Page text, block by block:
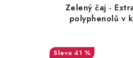
Zelený čaj -
polyphenolů v
41 %